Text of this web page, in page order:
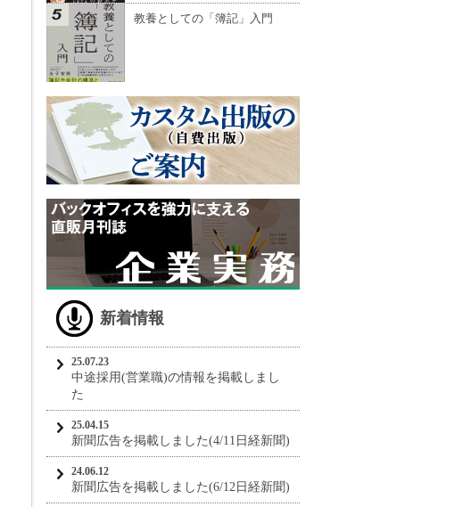
教養としての「簿記」入門
新着情報
25.07.23
中途採用(営業職)の情報を掲載しまし
た
25.04.15
新聞広告を掲載しました(4/11日経新聞)
24.06.12
新聞広告を掲載しました(6/12日経新聞)